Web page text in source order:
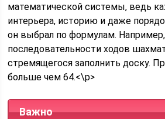
математической системы, ведь
интерьера, историю и даже
он выбрал по формулам.
последовательности ходов
стремящегося заполнить доску.
больше чем 64.<\p>
Важно